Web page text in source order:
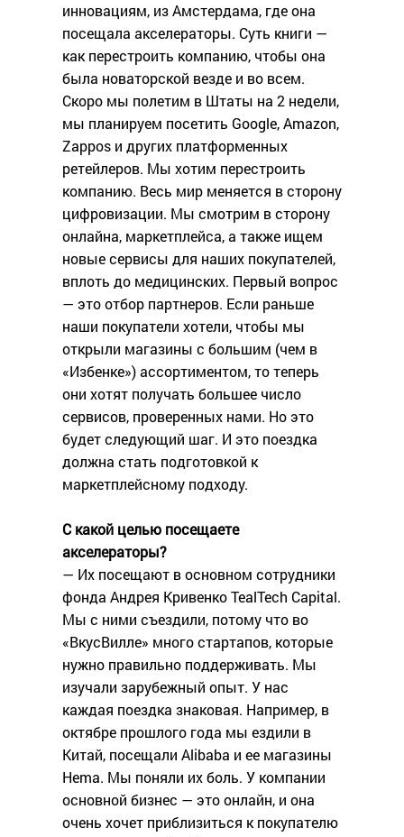
инновациям, из Амстердама, где она
посещала акселераторы. Суть книги —
как перестроить компанию, чтобы она
была новаторской везде и во всем.
Скоро мы полетим в Штаты на 2 недели,
мы планируем посетить Google, Amazon,
Zappos и других платформенных
ретейлеров. Мы хотим перестроить
компанию. Весь мир меняется в сторону
цифровизации. Мы смотрим в сторону
онлайна, маркетплейса, а также ищем
новые сервисы для наших покупателей,
вплоть до медицинских. Первый вопрос
— это отбор партнеров. Если раньше
наши покупатели хотели, чтобы мы
открыли магазины с большим (чем в
«Избенке») ассортиментом, то теперь
они хотят получать большее число
сервисов, проверенных нами. Но это
будет следующий шаг. И это поездка
должна стать подготовкой к
маркетплейсному подходу.
С какой целью посещаете
акселераторы?
— Их посещают в основном сотрудники
фонда Андрея Кривенко TealTech Capital.
Мы с ними съездили, потому что во
«ВкусВилле» много стартапов, которые
нужно правильно поддерживать. Мы
изучали зарубежный опыт. У нас
каждая поездка знаковая. Например, в
октябре прошлого года мы ездили в
Китай, посещали Alibaba и ее магазины
Hema. Мы поняли их боль. У компании
основной бизнес — это онлайн, и она
очень хочет приблизиться к покупателю